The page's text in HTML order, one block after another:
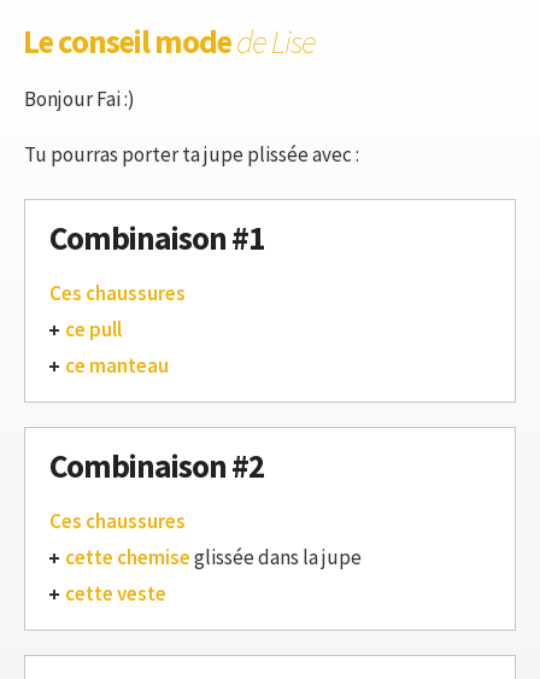
Le conseil modede Lise
Bonjour Fai :)
Tu pourras porter ta jupe plissée avec :
Combinaison #1
Ces chaussures
ce pull
ce manteau
Combinaison #2
Ces chaussures
cette chemiseglissée dans la jupe
cette veste